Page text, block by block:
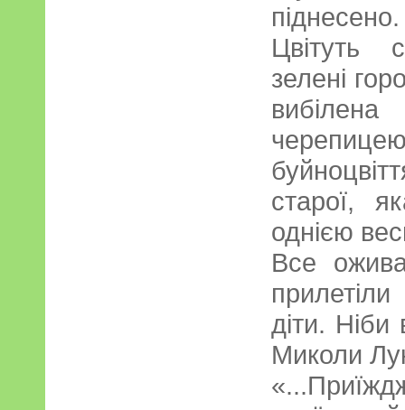
піднесено.
Цвітуть
зелені
старої,
однією
Все
діти. Ніби
Миколи